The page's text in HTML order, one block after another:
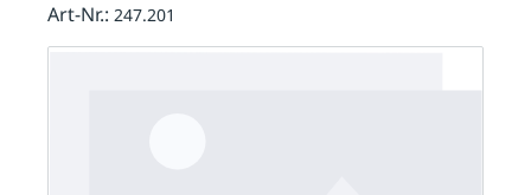
Art-Nr.: 247.201